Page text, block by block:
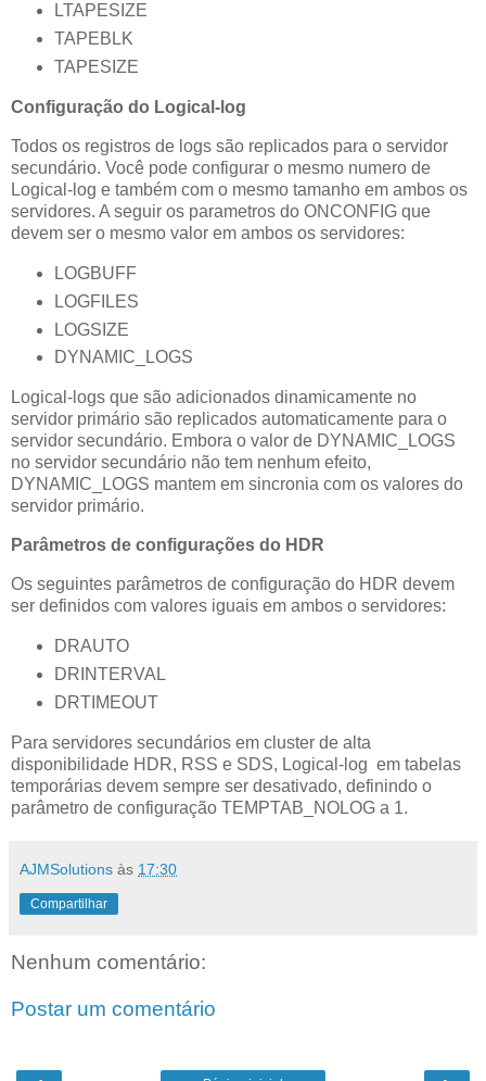
LTAPESIZE
TAPEBLK
TAPESIZE
Configuração do Logical-log
Todos os registros de logs são replicados para o servidor
secundário. Você pode configurar o mesmo numero de
Logical-log e também com o mesmo tamanho em ambos os
servidores. A seguir os parametros do ONCONFIG que
devem ser o mesmo valor em ambos os servidores:
LOGBUFF
LOGFILES
LOGSIZE
DYNAMIC_LOGS
Logical-logs que são adicionados dinamicamente no
servidor primário são replicados automaticamente para o
servidor secundário. Embora o valor de DYNAMIC_LOGS
no servidor secundário não tem nenhum efeito,
DYNAMIC_LOGS mantem em sincronia com os valores do
servidor primário.
Parâmetros de configurações do HDR
Os seguintes parâmetros de configuração do HDR devem
ser definidos com valores iguais em ambos o servidores:
DRAUTO
DRINTERVAL
DRTIMEOUT
Para servidores secundários em cluster de alta
disponibilidade HDR, RSS e SDS, Logical-log em tabelas
temporárias devem sempre ser desativado, definindo o
parâmetro de configuração TEMPTAB_NOLOG a 1.
AJMSolutions às 17:30
Compartilhar
Nenhum comentário:
Postar um comentário